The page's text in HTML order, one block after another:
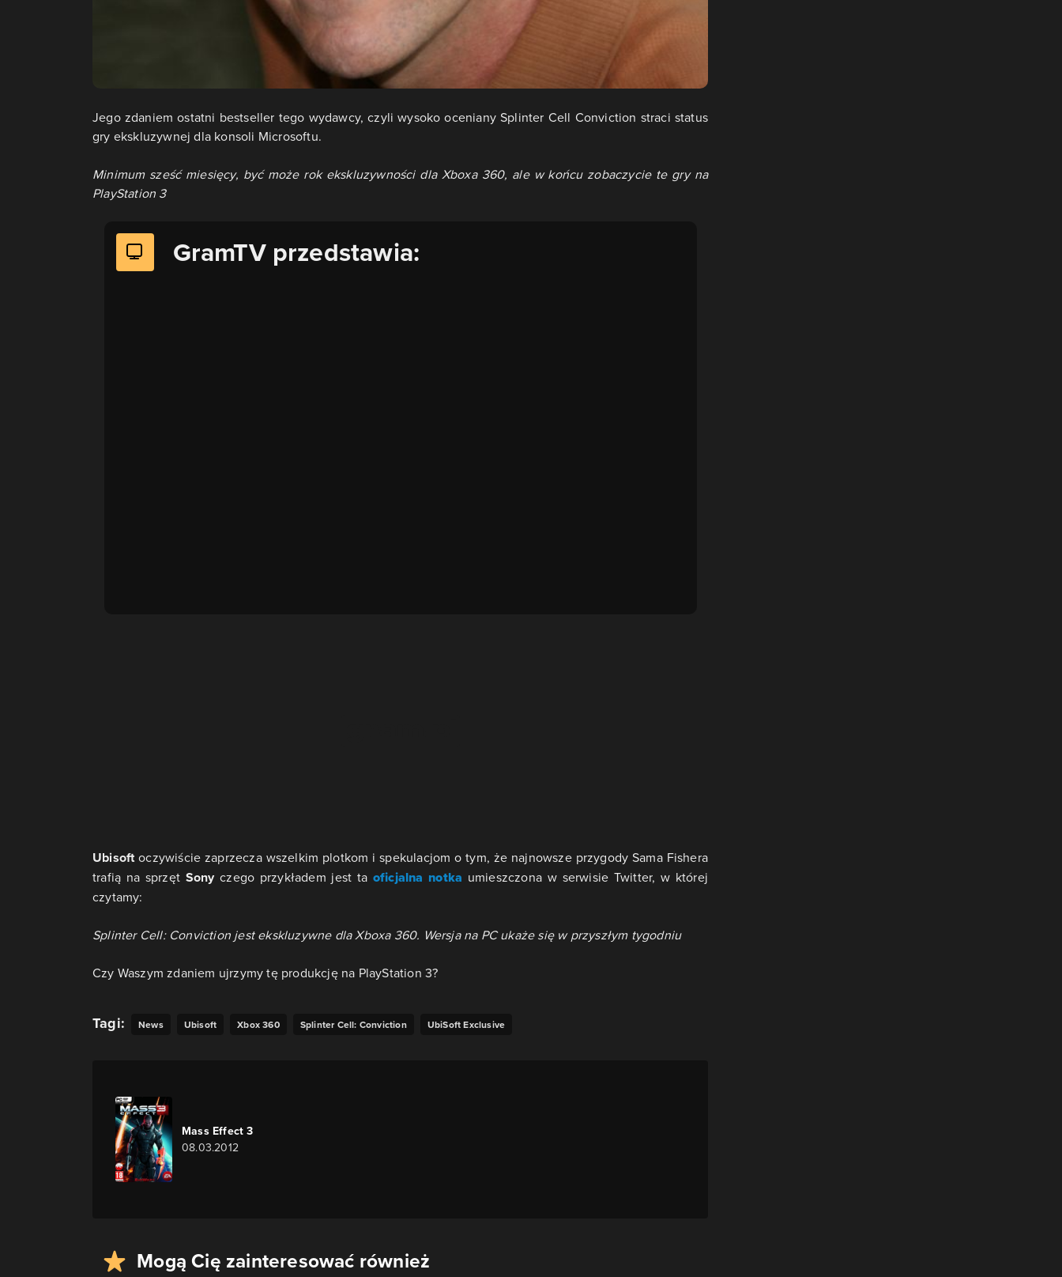
Jego zdaniem ostatni bestseller tego wydawcy, czyli wysoko oceniany Splinter Cell Conviction straci status
gry ekskluzywnej dla konsoli Microsoftu.
Minimum sześć miesięcy, być może rok ekskluzywności dla Xboxa 360, ale w końcu zobaczycie te gry na
PlayStation 3
GramTV przedstawia:
Ubisoftoczywiście zaprzecza wszelkim plotkom i spekulacjom o tym, że najnowsze przygody Sama Fishera
trafią na sprzęt Sony czego przykładem jest ta oficjalna notka umieszczona w serwisie Twitter, w której
czytamy:
Splinter Cell: Conviction jest ekskluzywne dla Xboxa 360. Wersja na PC ukaże się w przyszłym tygodniu
Czy Waszym zdaniem ujrzymy tę produkcję na PlayStation 3?
Tagi: News Ubisoft Xbox 360 Splinter Cell: Conviction UbiSoft Exclusive
Mass Effect 3
08.03.2012
Mogą Cię zainteresować również